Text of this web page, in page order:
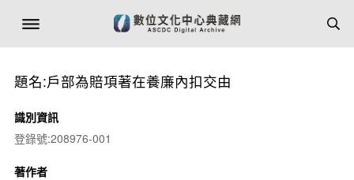
題名:戶部為賠項著在養廉內扣交由
識別資訊
登錄號:208976-001
著作者